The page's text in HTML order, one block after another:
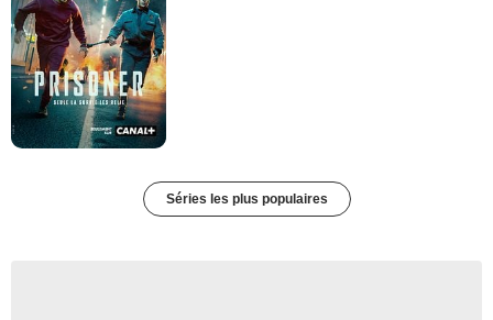
Séries les plus populaires